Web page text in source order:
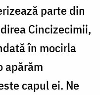
parte din
Cincizecimii,
în mocirla
apărăm
capul ei. Ne